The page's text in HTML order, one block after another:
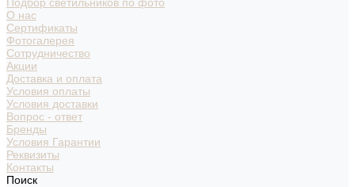
О нас
Сертификаты
Фотогалерея
Сотрудничество
Акции
Доставка и оплата
Условия оплаты
Условия доставки
Вопрос - ответ
Бренды
Условия Гарантии
Реквизиты
Контакты
Поиск